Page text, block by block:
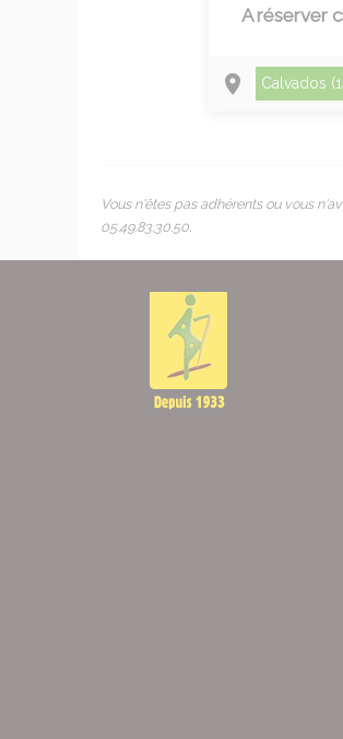
A réserver
Calvados
Vous n'êtes pas adhérents ou vous
05.49.83.30.50.